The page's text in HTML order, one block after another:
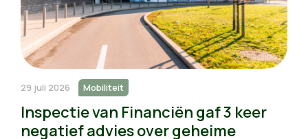
29 juli 2026 Mobiliteit
Inspectie van Financiën gaf 3 keer
negatief advies over geheime